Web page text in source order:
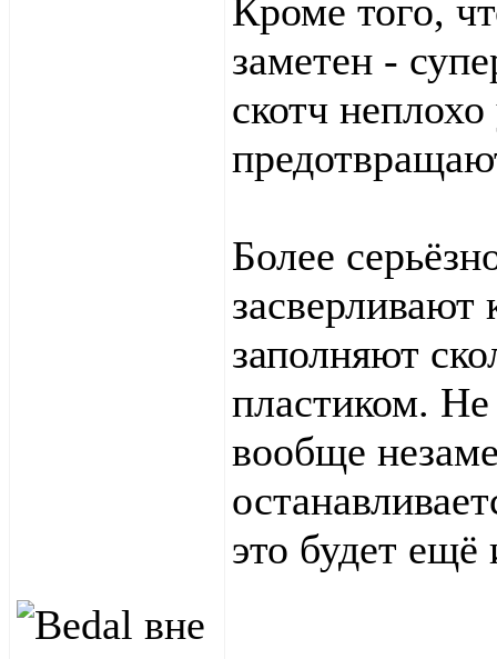
Кроме того,
заметен -
скотч
Более
засверливают
заполняют
пластиком. Не
вообще
это будет ещё